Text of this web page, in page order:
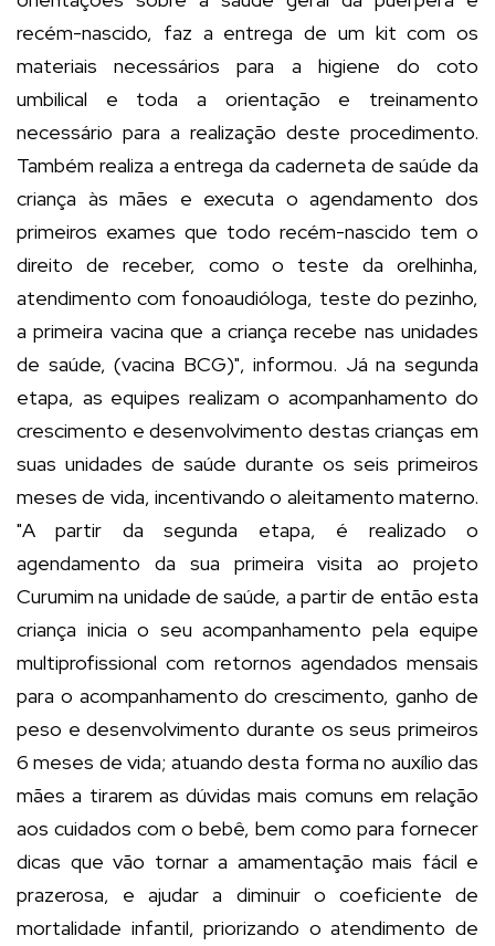
recém-nascido, faz a entrega de um kit com os
materiais necessários para a higiene do coto
umbilical e toda a orientação e treinamento
necessário para a realização deste procedimento.
Também realiza a entrega da caderneta de saúde da
criança às mães e executa o agendamento dos
primeiros exames que todo recém-nascido tem o
direito de receber, como o teste da orelhinha,
atendimento com fonoaudióloga, teste do pezinho,
a primeira vacina que a criança recebe nas unidades
de saúde, (vacina BCG)", informou. Já na segunda
etapa, as equipes realizam o acompanhamento do
crescimento e desenvolvimento destas crianças em
suas unidades de saúde durante os seis primeiros
meses de vida, incentivando o aleitamento materno.
"A partir da segunda etapa, é realizado o
agendamento da sua primeira visita ao projeto
Curumim na unidade de saúde, a partir de então esta
criança inicia o seu acompanhamento pela equipe
multiprofissional com retornos agendados mensais
para o acompanhamento do crescimento, ganho de
peso e desenvolvimento durante os seus primeiros
6 meses de vida; atuando desta forma no auxílio das
mães a tirarem as dúvidas mais comuns em relação
aos cuidados com o bebê, bem como para fornecer
dicas que vão tornar a amamentação mais fácil e
prazerosa, e ajudar a diminuir o coeficiente de
mortalidade infantil, priorizando o atendimento de